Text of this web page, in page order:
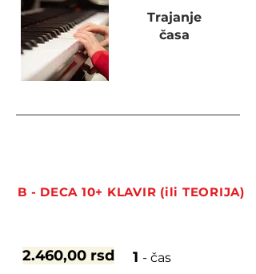
Trajanje
časa
B - DECA 10+ KLAVIR (ili TEORIJA)
2.460,00 rsd 1 - čas